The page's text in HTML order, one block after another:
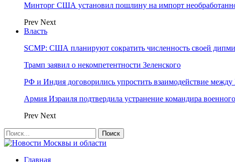
Минторг США установил пошлину на импорт
Prev Next
Власть
SCMP: США планируют сократить численность своей
Трамп заявил о некомпетентности Зеленского
РФ и Индия договорились упростить взаимодействие
Армия Израиля подтвердила устранение командира
Prev Next
Главная